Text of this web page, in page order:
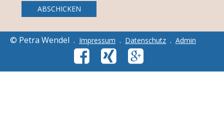
© Petra Wendel . Impressum . Datenschutz . Admin